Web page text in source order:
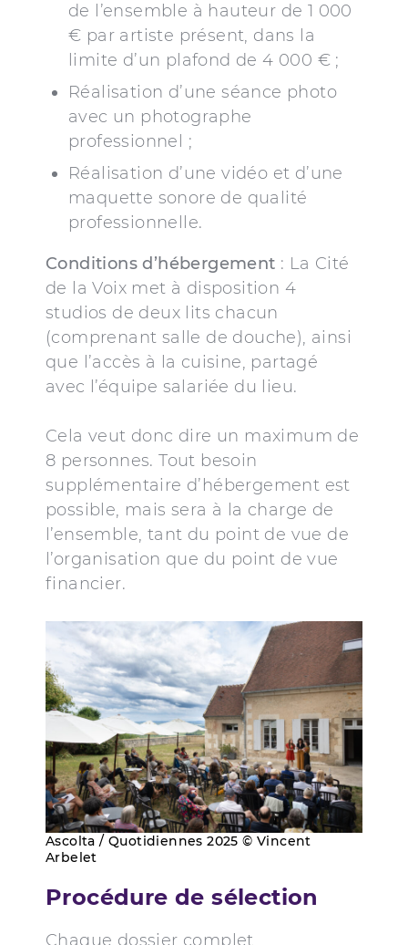
de l’ensemble à hauteur de 1 000
€ par artiste présent, dans la
limite d’un plafond de 4 000 € ;
Réalisation d’une séance photo
avec un photographe
professionnel ;
Réalisation d’une vidéo et d’une
maquette sonore de qualité
professionnelle.
Conditions d’hébergement : La Cité
de la Voix met à disposition 4
studios de deux lits chacun
(comprenant salle de douche), ainsi
que l’accès à la cuisine, partagé
avec l’équipe salariée du lieu.
Cela veut donc dire un maximum de
8 personnes. Tout besoin
supplémentaire d’hébergement est
possible, mais sera à la charge de
l’ensemble, tant du point de vue de
l’organisation que du point de vue
financier.
Ascolta / Quotidiennes 2025 © Vincent
Arbelet
Procédure de sélection
Chaque dossier complet